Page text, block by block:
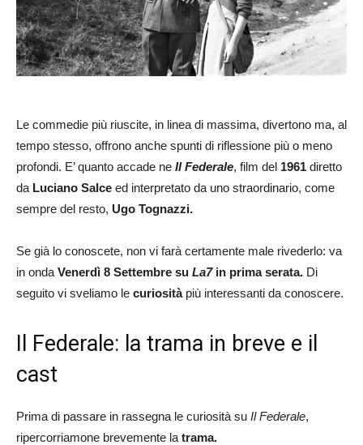
Le commedie più riuscite, in linea di massima, divertono ma, al
tempo stesso, offrono anche spunti di riflessione più o meno
profondi. E’ quanto accade ne Il Federale, film del 1961 diretto
da Luciano Salce ed interpretato da uno straordinario, come
sempre del resto, Ugo Tognazzi.
Se già lo conoscete, non vi farà certamente male rivederlo: va
in onda Venerdì 8 Settembre su La7in prima serata. Di
seguito vi sveliamo le curiositàpiù interessanti da conoscere.
Il Federale: la trama in breve e il
cast
Prima di passare in rassegna le curiosità su Il Federale,
ripercorriamone brevemente la trama.